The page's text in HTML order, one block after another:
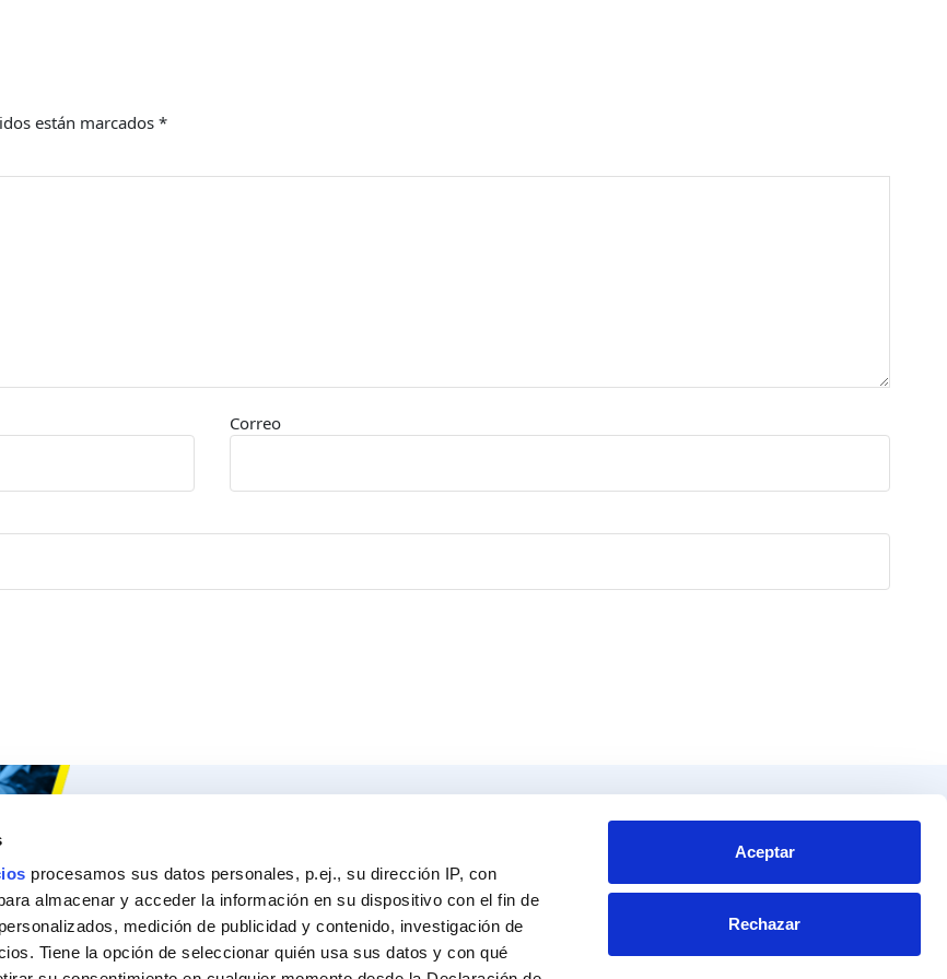
procesamos sus datos personales, p.ej., su dirección IP, con
almacenar y acceder la información en su dispositivo con el fin de
medición de publicidad y contenido, investigación de
Tiene la opción de seleccionar quién usa sus datos y con qué
Aceptar
Rechazar
están marcados *
Correo
Manualidades
Bricolaje
Recomendador
Pregunta al experto
Contacto
Blvd. Toluca No. 49 y 51.
C.P. 53500